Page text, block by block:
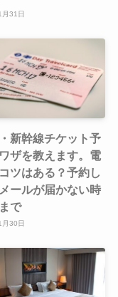
31日
新幹線チケット予
ザを教えます。電
ツはある？予約し
ールが届かない時
で
30日